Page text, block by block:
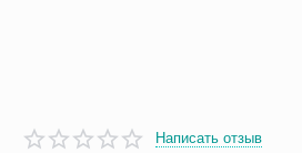
Написать отзыв